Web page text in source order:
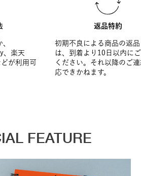
、楽天
が利用可
返品特約
初期不良による商品の返
は、到着より10日以内に
ください。それ以降のご
応できかねます。
FEATURE